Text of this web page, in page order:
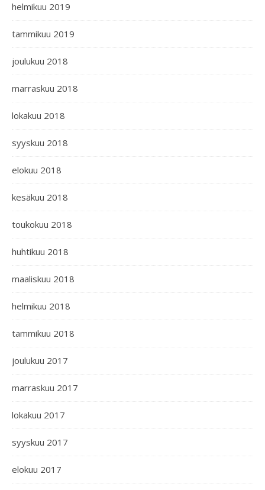
helmikuu 2019
tammikuu 2019
joulukuu 2018
marraskuu 2018
lokakuu 2018
syyskuu 2018
elokuu 2018
kesäkuu 2018
toukokuu 2018
huhtikuu 2018
maaliskuu 2018
helmikuu 2018
tammikuu 2018
joulukuu 2017
marraskuu 2017
lokakuu 2017
syyskuu 2017
elokuu 2017